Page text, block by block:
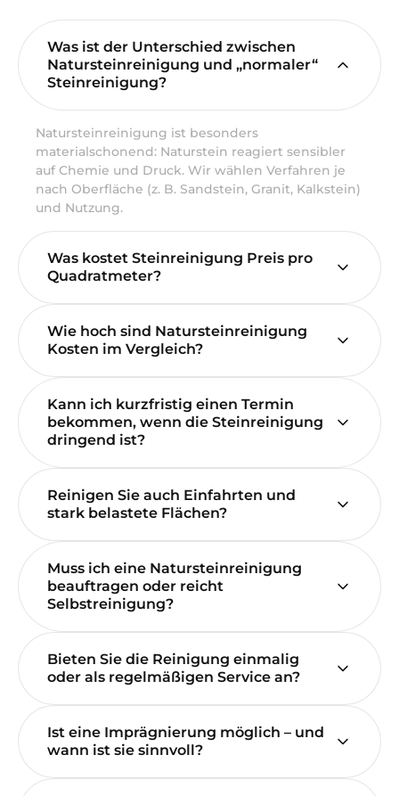
Was ist der Unterschied zwischen
Natursteinreinigung und „normaler“
Steinreinigung?
Natursteinreinigung ist besonders
materialschonend: Naturstein reagiert sensibler
auf Chemie und Druck. Wir wählen Verfahren je
nach Oberfläche (z. B. Sandstein, Granit, Kalkstein)
und Nutzung.
Was kostet Steinreinigung Preis pro
Quadratmeter?
Wie hoch sind Natursteinreinigung
Kosten im Vergleich?
Kann ich kurzfristig einen Termin
bekommen, wenn die Steinreinigung
dringend ist?
Reinigen Sie auch Einfahrten und
stark belastete Flächen?
Muss ich eine Natursteinreinigung
beauftragen oder reicht
Selbstreinigung?
Bieten Sie die Reinigung einmalig
oder als regelmäßigen Service an?
Ist eine Imprägnierung möglich – und
wann ist sie sinnvoll?